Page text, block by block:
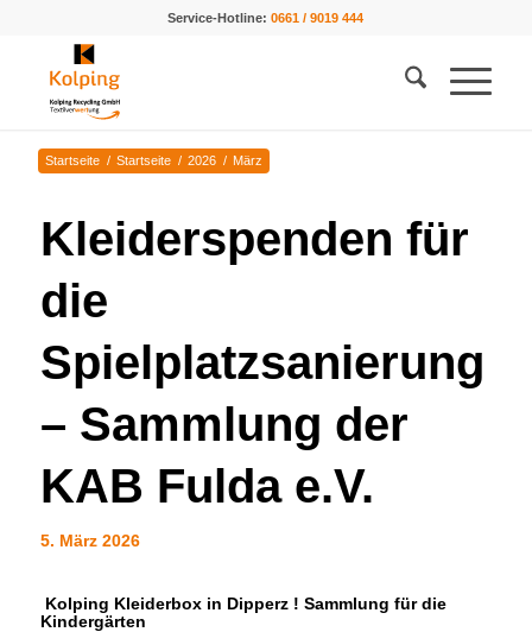
Service-Hotline:0661 / 9019 444
Startseite / Startseite / 2026 / März
Kleiderspenden für
die
Spielplatzsanierung
– Sammlung der
KAB Fulda e.V.
5. März 2026
Kolping Kleiderbox in Dipperz ! Sammlung für die
Kindergärten